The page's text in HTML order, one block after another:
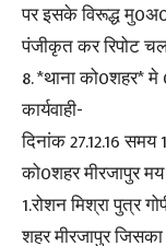
पर इसके विरूद्ध
पंजीकृत कर रिपोट
8. *थाना को0शहर* मे
कार्यवाही-
दिनांक 27.12.16 समय
को0शहर मीरजापुर
1.रोशन मिश्रा पुत्र
शहर मीरजापुर